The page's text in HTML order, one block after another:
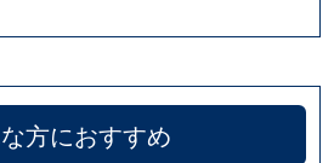
方におすすめ